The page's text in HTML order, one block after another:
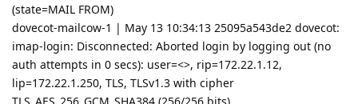
(state=MAIL FROM)
dovecot-mailcow-1 | May 13 10:34:13 25095a543de2 dovecot:
imap-login: Disconnected: Aborted login by logging out (no
auth attempts in 0 secs): user=<>, rip=172.22.1.12,
lip=172.22.1.250, TLS, TLSv1.3 with cipher